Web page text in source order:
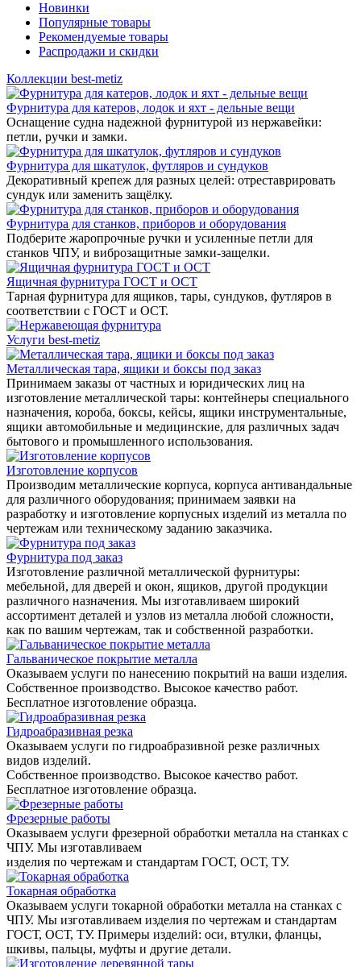
Новинки
Популярные товары
Рекомендуемые товары
Распродажи и скидки
Коллекции best-metiz
Фурнитура для катеров, лодок и яхт - дельные вещи
Оснащение судна надежной фурнитурой из нержавейки:
петли, ручки и замки.
Фурнитура для шкатулок, футляров и сундуков
Декоративный крепеж для разных целей: отреставрировать
сундук или заменить защёлку.
Фурнитура для станков, приборов и оборудования
Подберите жаропрочные ручки и усиленные петли для
станков ЧПУ, и виброзащитные замки-защелки.
Ящичная фурнитура ГОСТ и ОСТ
Тарная фурнитура для ящиков, тары, сундуков, футляров в
соответствии с ГОСТ и ОСТ.
Услуги best-metiz
Металлическая тара, ящики и боксы под заказ
Принимаем заказы от частных и юридических лиц на
изготовление металлической тары: контейнеры специального
назначения, короба, боксы, кейсы, ящики инструментальные,
ящики автомобильные и медицинские, для различных задач
бытового и промышленного использования.
Изготовление корпусов
Производим металлические корпуса, корпуса антивандальные
для различного оборудования; принимаем заявки на
разработку и изготовление корпусных изделий из металла по
чертежам или техническому заданию заказчика.
Фурнитура под заказ
Изготовление различной металлической фурнитуры:
мебельной, для дверей и окон, ящиков, другой продукции
различного назначения. Мы изготавливаем широкий
ассортимент деталей и узлов из металла любой сложности,
как по вашим чертежам, так и собственной разработки.
Гальваническое покрытие металла
Оказываем услуги по нанесению покрытий на ваши изделия.
Собственное производство. Высокое качество работ.
Бесплатное изготовление образца.
Гидроабразивная резка
Оказываем услуги по гидроабразивной резке различных
видов изделий.
Собственное производство. Высокое качество работ.
Бесплатное изготовление образца.
Фрезерные работы
Оказываем услуги фрезерной обработки металла на станках с
ЧПУ. Мы изготавливаем
изделия по чертежам и стандартам ГОСТ, ОСТ, ТУ.
Токарная обработка
Оказываем услуги токарной обработки металла на станках с
ЧПУ. Мы изготавливаем изделия по чертежам и стандартам
ГОСТ, ОСТ, ТУ. Примеры изделий: оси, втулки, фланцы,
шкивы, пальцы, муфты и другие детали.